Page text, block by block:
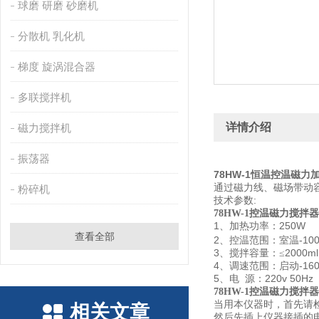
球磨 研磨 砂磨机
分散机 乳化机
梯度 旋涡混合器
多联搅拌机
磁力搅拌机
振荡器
粉碎机
查看全部
相关文章
详情介绍
78HW-1恒温控温磁力
通过磁力线、磁场带动
技术参数:
78HW-1控温磁力搅拌器
1 、加热功率： 250W
2、控温范围：室温-100
3、搅拌容量：≤2000ml
4、调速范围：启动-
5、电 源： 220v 50Hz
78HW-1控温磁力搅拌器
当用本仪器时，首先请